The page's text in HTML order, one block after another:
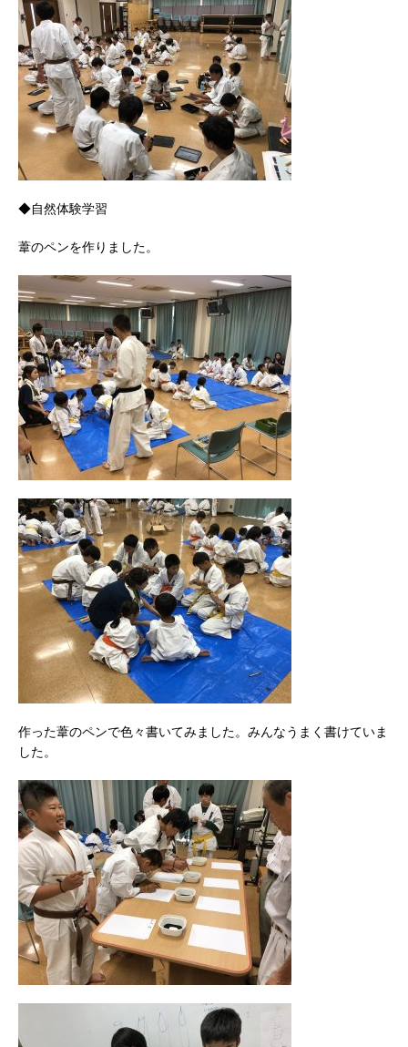
◆自然体験学習
葦のペンを作りました。
作った葦のペンで色々書いてみました。みんなうまく書けていま
した。